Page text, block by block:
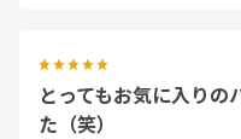
とってもお気に入り
た（笑）